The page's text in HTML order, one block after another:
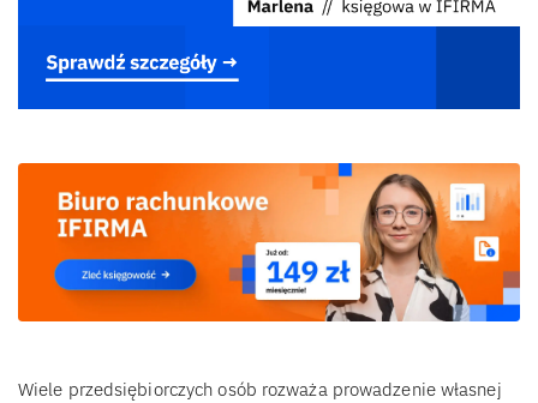
Wiele przedsiębiorczych osób rozważa prowadzenie własnej